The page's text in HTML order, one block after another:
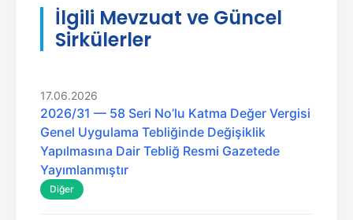
İlgili Mevzuat ve Güncel
Sirkülerler
17.06.2026
2026/31 — 58 Seri No’lu Katma Değer Vergisi
Genel Uygulama Tebliğinde Değişiklik
Yapılmasına Dair Tebliğ Resmi Gazetede
Yayımlanmıştır
Diğer